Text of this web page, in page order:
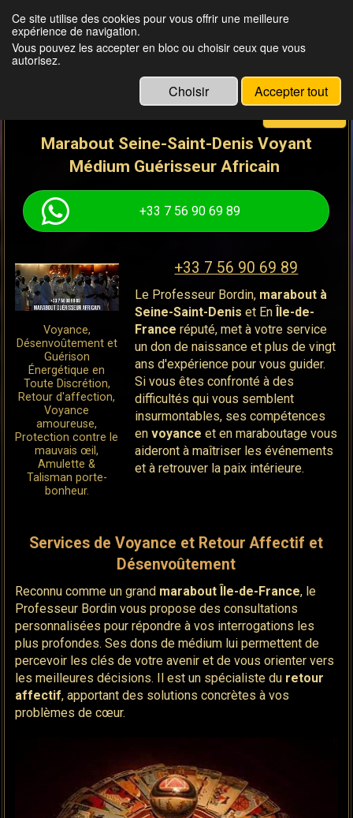
MAÎTRE BORDIN
don de naissance et 20 ans d'expérience
Marabout Seine-Saint-Denis Voyant
Médium Guérisseur Africain
+33 7 56 90 69 89
Voyance,
Désenvoûtement et
Guérison
Énergétique en
Toute Discrétion,
Retour d'affection,
Voyance
amoureuse,
Protection contre le
mauvais œil,
Amulette &
Talisman porte-
bonheur.
+33 7 56 90 69 89
Le Professeur Bordin, marabout à
Seine-Saint-Denis et En Île-de-
France réputé, met à votre service
un don de naissance et plus de vingt
ans d'expérience pour vous guider.
Si vous êtes confronté à des
difficultés qui vous semblent
insurmontables, ses compétences
envoyance et en maraboutage vous
aideront à maîtriser les événements
et à retrouver la paix intérieure.
Services de Voyance et Retour Affectif et
Désenvoûtement
Reconnu comme un grand marabout Île-de-France, le
Professeur Bordin vous propose des consultations
personnalisées pour répondre à vos interrogations les
plus profondes. Ses dons de médium lui permettent de
percevoir les clés de votre avenir et de vous orienter vers
les meilleures décisions. Il est un spécialiste du retour
affectif, apportant des solutions concrètes à vos
problèmes de cœur.
Ce site utilise des cookies pour vous offrir une meilleure
expérience de navigation.
Vous pouvez les accepter en bloc ou choisir ceux que vous
autorisez.
Choisir Accepter tout